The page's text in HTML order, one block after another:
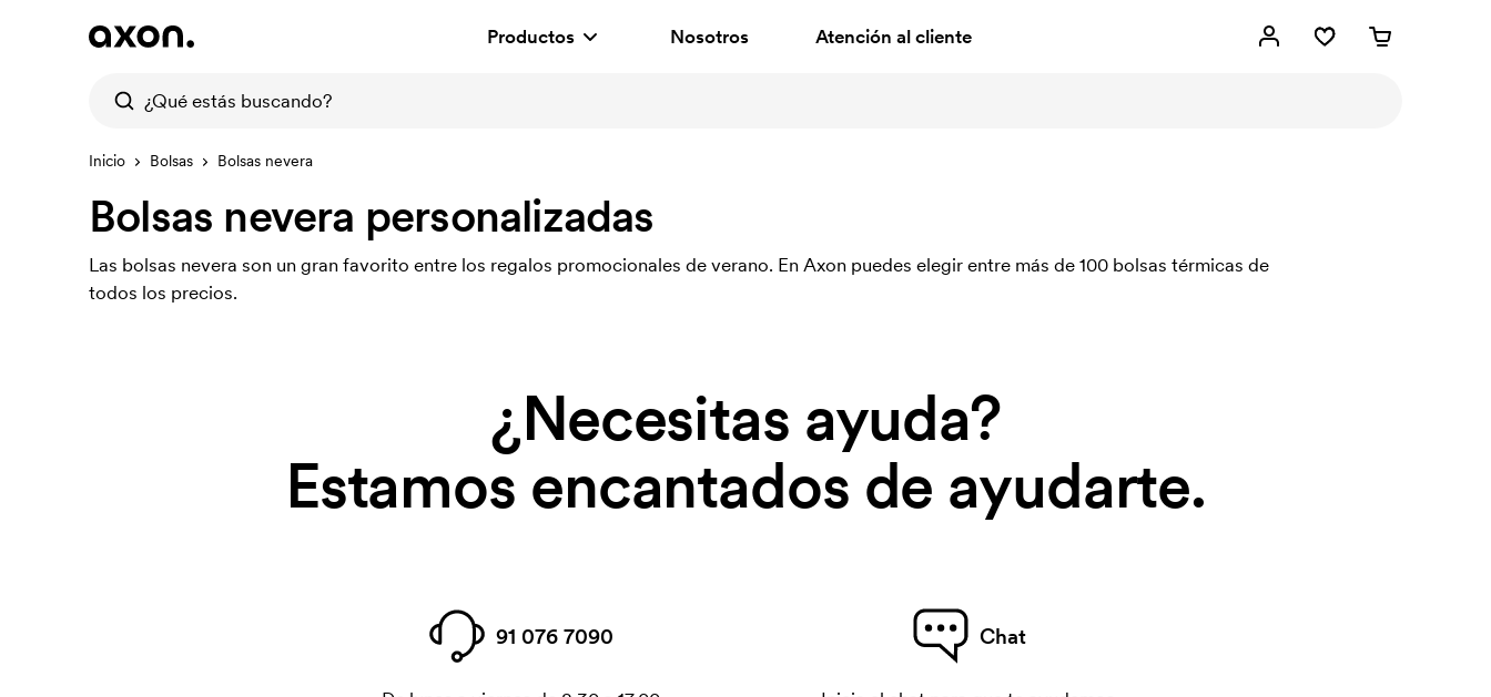
Productos Nosotros Atención al cliente
Inicio Bolsas Bolsas nevera
Bolsas nevera personalizadas
Las bolsas nevera son un gran favorito entre los regalos promocionales de verano. En Axon puedes elegir entre más de 100 bolsas térmicas de
todos los precios.
¿Necesitas ayuda?
Estamos encantados de ayudarte.
91 076 7090 Chat